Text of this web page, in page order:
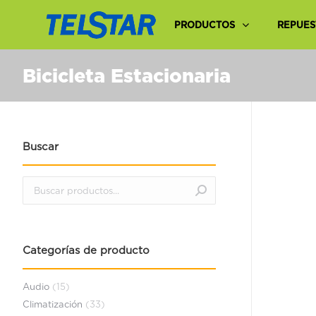
PRODUCTOS
Bicicleta Estacionaria
Buscar
Categorías de producto
Audio (15)
Climatización (33)